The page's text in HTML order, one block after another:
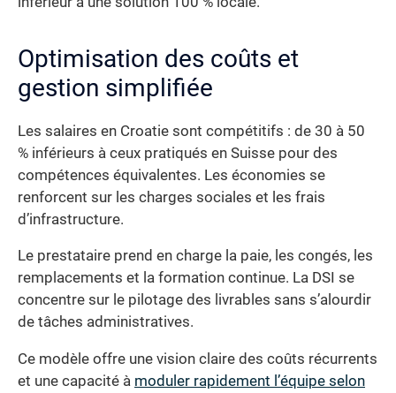
Optimisation des coûts et
gestion simplifiée
Les salaires en Croatie sont compétitifs : de 30 à 50
% inférieurs à ceux pratiqués en Suisse pour des
compétences équivalentes. Les économies se
renforcent sur les charges sociales et les frais
d’infrastructure.
Le prestataire prend en charge la paie, les congés, les
remplacements et la formation continue. La DSI se
concentre sur le pilotage des livrables sans s’alourdir
de tâches administratives.
Ce modèle offre une vision claire des coûts récurrents
et une capacité à moduler rapidement l’équipe selon